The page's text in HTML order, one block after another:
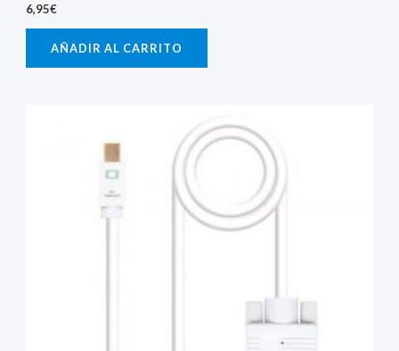
6,95€
AÑADIR AL CARRITO